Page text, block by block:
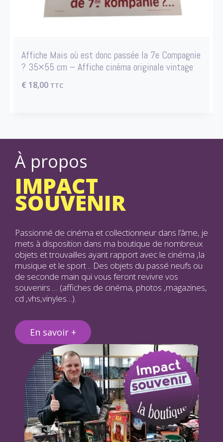
Affiche Mais où est donc passée la 7e Compagnie
? 35×55 cm – Affiche cinéma originale vintage
€ 18,00 TTC
À propos
IMPACT
SOUVENIR
Passionné de cinéma et collectionneur dans l’âme, je
mets à disposition dans ma boutique de nombreux
objets et trouvailles ayant rapport avec le cinéma ,la
musique et le sport .. Des objets du passé neufs ou
de seconde main qui vous feront revivre vos
souvenirs … (affiches de cinéma, photos ,magazines,
cd ,vhs,vinyles…).
En savoir +